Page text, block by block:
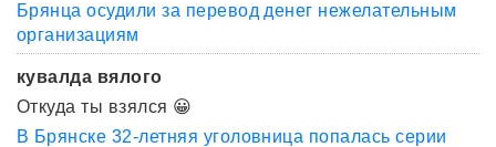
Брянца осудили за перевод денег нежелательным
организациям
кувалда вялого
Откуда ты взялся 😀
В Брянске 32-летняя уголовница попалась серии